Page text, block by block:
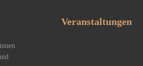
Veranstaltungen